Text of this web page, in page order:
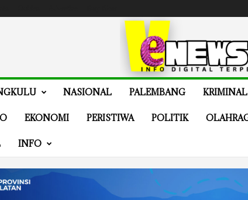
NASIONAL PALEMBANG KRIMINAL
EKONOMI PERISTIWA POLITIK
INFO